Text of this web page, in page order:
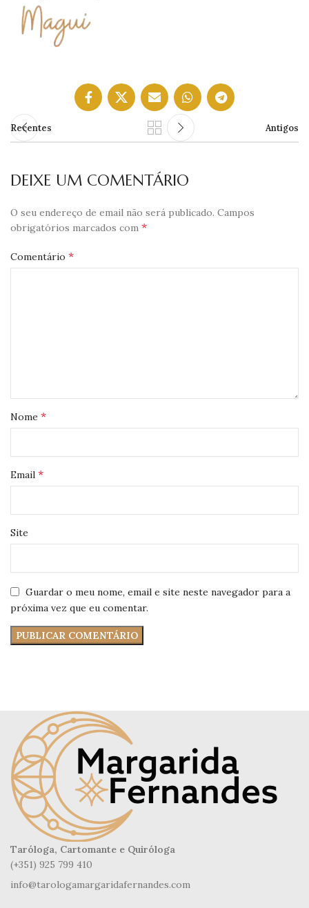
Recentes Antigos
DEIXE UM COMENTÁRIO
O seu endereço de email não será publicado. Campos
obrigatórios marcados com *
Comentário *
Nome *
Email *
Site
Guardar o meu nome, email e site neste navegador para a
próxima vez que eu comentar.
Taróloga, Cartomante e Quiróloga
(+351) 925 799 410
info@tarologamargaridafernandes.com